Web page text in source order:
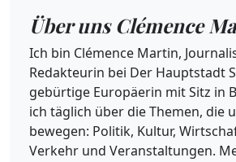
Über uns Clémence
Ich bin Clémence Martin,
Redakteurin bei Der Hauptstadt
gebürtige Europäerin mit Sitz in
ich täglich über die Themen, die
bewegen: Politik, Kultur,
Verkehr und Veranstaltungen.